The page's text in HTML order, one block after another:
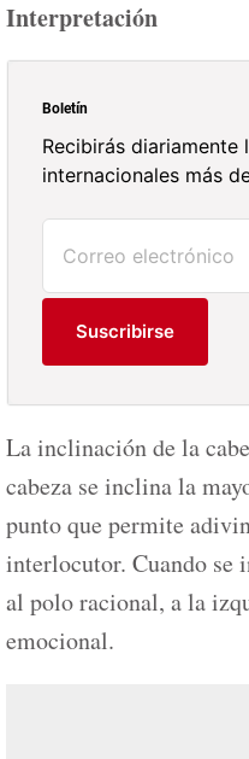
Interpretación
Boletín
Recibirás diariamente
internacionales más
Suscribirse
La inclinación de la
cabeza se inclina la
punto que permite
interlocutor. Cuando se
al polo racional, a la
emocional.